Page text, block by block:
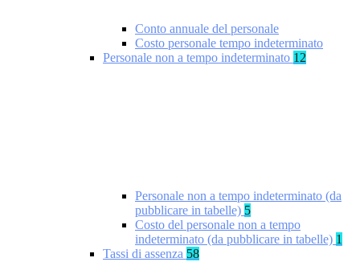
Conto annuale del personale
Costo personale tempo indeterminato
Personale non a tempo indeterminato 12
Personale non a tempo indeterminato (da
pubblicare in tabelle) 5
Costo del personale non a tempo
indeterminato (da pubblicare in tabelle) 1
Tassi di assenza 58